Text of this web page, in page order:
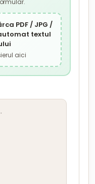
PDF / JPG /
textul
aici